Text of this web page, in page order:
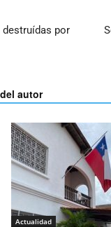
por
autor
Actualidad